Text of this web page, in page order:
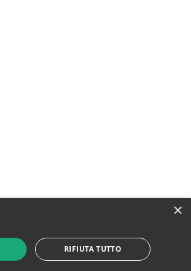
×
RIFIUTA TUTTO